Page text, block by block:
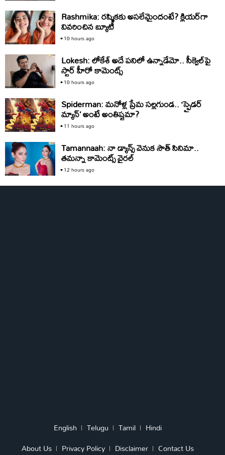
Rashmika: రష్మికకు అసలేమైందంటే? క్లియర్‌గా
వివరించిన బ్యూటీ
10 hours ago
Lokesh: లోకేశ్‌ అదే పనిలో ఉన్నాడేమో.. సీక్వెల్‌పై
స్టార్‌ హీరో కామెంట్స్‌
10 hours ago
Spiderman: మనోళ్ల ప్రేమ సల్లగుండ.. ‘స్పైడర్‌
మ్యాన్‌’ అంటే అంతిష్టమా?
11 hours ago
Tamannaah: నా డ్యాన్స్‌ వెనుక సౌత్‌ సినిమా..
తమన్నా కామెంట్స్‌ వైరల్‌
12 hours ago
English Telugu Tamil
Hindi
About Us
Privacy Policy Disclaimer Contact Us